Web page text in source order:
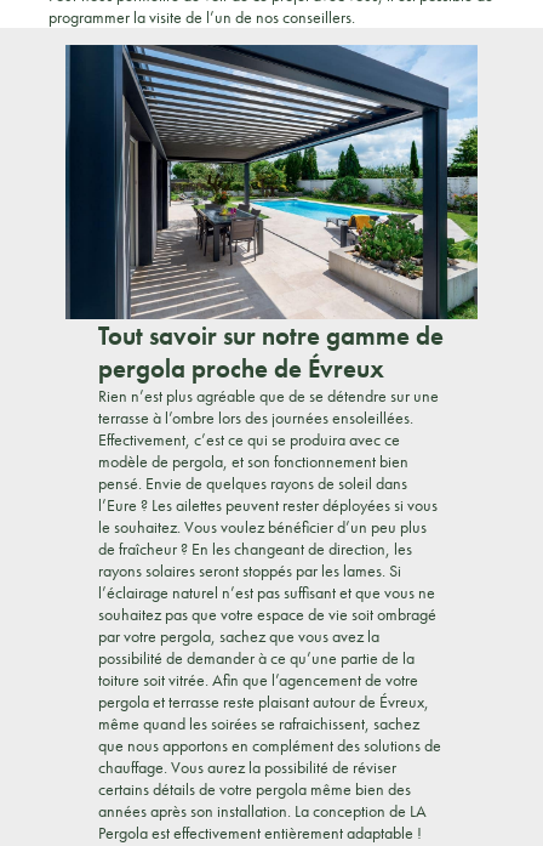
programmer la visite de l’un de nos conseillers.
Tout savoir sur notre gamme de
pergola proche de Évreux
Rien n’est plus agréable que de se détendre sur une
terrasse à l’ombre lors des journées ensoleillées.
Effectivement, c’est ce qui se produira avec ce
modèle de pergola, et son fonctionnement bien
pensé. Envie de quelques rayons de soleil dans
l’Eure ? Les ailettes peuvent rester déployées si vous
le souhaitez. Vous voulez bénéficier d’un peu plus
de fraîcheur ? En les changeant de direction, les
rayons solaires seront stoppés par les lames. Si
l’éclairage naturel n’est pas suffisant et que vous ne
souhaitez pas que votre espace de vie soit ombragé
par votre pergola, sachez que vous avez la
possibilité de demander à ce qu’une partie de la
toiture soit vitrée. Afin que l’agencement de votre
pergola et terrasse reste plaisant autour de Évreux,
même quand les soirées se rafraichissent, sachez
que nous apportons en complément des solutions de
chauffage. Vous aurez la possibilité de réviser
certains détails de votre pergola même bien des
années après son installation. La conception de LA
Pergola est effectivement entièrement adaptable !